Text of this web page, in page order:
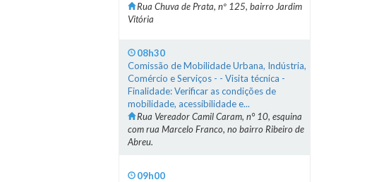
Rua Chuva de Prata, nº 125, bairro Jardim
Vitória
08h30
Comissão de Mobilidade Urbana, Indústria,
Comércio e Serviços - - Visita técnica -
Finalidade: Verificar as condições de
mobilidade, acessibilidade e...
Rua Vereador Camil Caram, n° 10, esquina
com rua Marcelo Franco, no bairro Ribeiro de
Abreu.
09h00